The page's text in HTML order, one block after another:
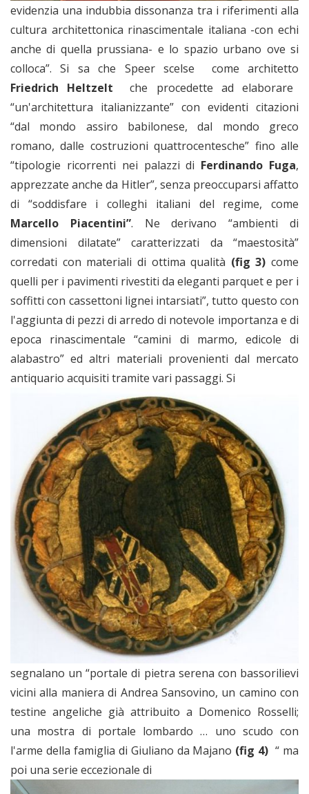
evidenzia una indubbia dissonanza tra i riferimenti alla
cultura architettonica rinascimentale italiana -con echi
anche di quella prussiana- e lo spazio urbano ove si
colloca”. Si sa che Speer scelse come architetto
Friedrich Heltzelt che procedette ad elaborare
“un'architettura italianizzante” con evidenti citazioni
“dal mondo assiro babilonese, dal mondo greco
romano, dalle costruzioni quattrocentesche” fino alle
“tipologie ricorrenti nei palazzi di Ferdinando Fuga,
apprezzate anche da Hitler”, senza preoccuparsi affatto
di “soddisfare i colleghi italiani del regime, come
Marcello Piacentini”. Ne derivano “ambienti di
dimensioni dilatate” caratterizzati da “maestosità”
corredati con materiali di ottima qualità (fig 3) come
quelli per i pavimenti rivestiti da eleganti parquet e per i
soffitti con cassettoni lignei intarsiati”, tutto questo con
l'aggiunta di pezzi di arredo di notevole importanza e di
epoca rinascimentale “camini di marmo, edicole di
alabastro” ed altri materiali provenienti dal mercato
antiquario acquisiti tramite vari passaggi. Si
segnalano un “portale di pietra serena con bassorilievi
vicini alla maniera di Andrea Sansovino, un camino con
testine angeliche già attribuito a Domenico Rosselli;
una mostra di portale lombardo … uno scudo con
l'arme della famiglia di Giuliano da Majano (fig 4) “ ma
poi una serie eccezionale di